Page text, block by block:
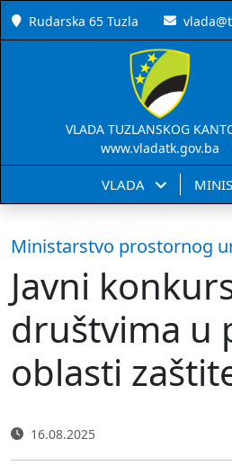
Rudarska 65 Tuzla
VLADA TUZLANSKOG
www.vladatk.gov.ba
VLADA
Ministarstvo prostornog
Javni
društvima u
oblasti
16.08.2025